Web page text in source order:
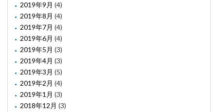
2019年9月 (4)
2019年8月 (4)
2019年7月 (4)
2019年6月 (4)
2019年5月 (3)
2019年4月 (3)
2019年3月 (5)
2019年2月 (4)
2019年1月 (3)
2018年12月 (3)